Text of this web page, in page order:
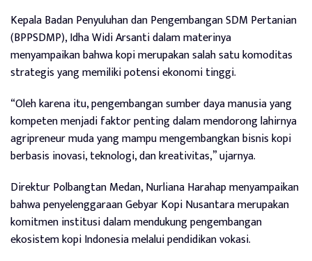
Kepala Badan Penyuluhan dan Pengembangan SDM Pertanian
(BPPSDMP), Idha Widi Arsanti dalam materinya
menyampaikan bahwa kopi merupakan salah satu komoditas
strategis yang memiliki potensi ekonomi tinggi.
“Oleh karena itu, pengembangan sumber daya manusia yang
kompeten menjadi faktor penting dalam mendorong lahirnya
agripreneur muda yang mampu mengembangkan bisnis kopi
berbasis inovasi, teknologi, dan kreativitas,” ujarnya.
Direktur Polbangtan Medan, Nurliana Harahap menyampaikan
bahwa penyelenggaraan Gebyar Kopi Nusantara merupakan
komitmen institusi dalam mendukung pengembangan
ekosistem kopi Indonesia melalui pendidikan vokasi.